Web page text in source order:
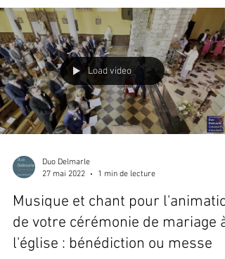
Load video
Duo Delmarle
27 mai 2022
1 min de lecture
Musique et chant pour
de votre cérémonie de mariage à
l'église : bénédiction ou messe